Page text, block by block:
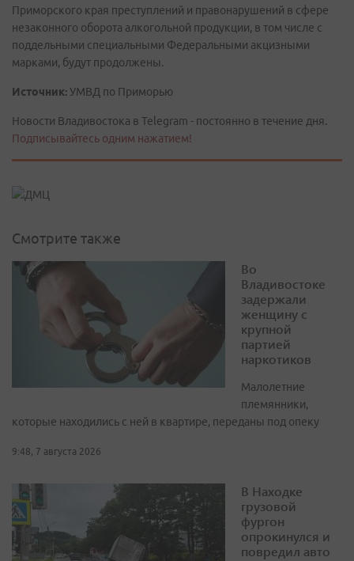
Приморского края преступлений и правонарушений в сфере
незаконного оборота алкогольной продукции, в том числе с
поддельными специальными Федеральными акцизными
марками, будут продолжены.
Источник: УМВД по Приморью
Новости Владивостока в Telegram - постоянно в течение дня.
Подписывайтесь одним нажатием!
Смотрите также
Во
Владивостоке
задержали
женщину с
крупной
партией
наркотиков
Малолетние
племянники,
которые находились с ней в квартире, переданы под опеку
9:48, 7 августа 2026
В Находке
грузовой
фургон
опрокинулся и
повредил авто